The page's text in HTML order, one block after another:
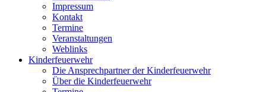
Impressum
Kontakt
Termine
Veranstaltungen
Weblinks
Kinderfeuerwehr
Die Ansprechpartner der Kinderfeuerwehr
Über die Kinderfeuerwehr